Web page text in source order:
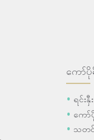
ကော်
ရင်း
ကေ
သတင်